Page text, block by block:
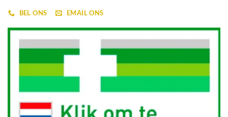
BEL ONS EMAIL ONS